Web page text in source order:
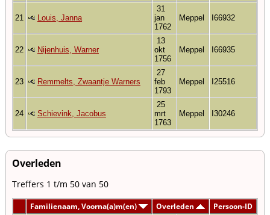
21 Louis, Janna
31
jan
1762
Meppel I66932
22 Nijenhuis, Warner
13
okt
1756
Meppel I66935
23 Remmelts, Zwaantje Warners
27
feb
1793
Meppel I25516
24 Schievink, Jacobus
25
mrt
1763
Meppel I30246
Overleden
Treffers 1 t/m 50 van 50
Familienaam, Voorna(a)m(en) Overleden Persoon-ID